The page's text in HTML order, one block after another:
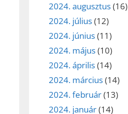
2024. augusztus(16)
2024. július(12)
2024. június(11)
2024. május(10)
2024. április(14)
2024. március(14)
2024. február(13)
2024. január(14)